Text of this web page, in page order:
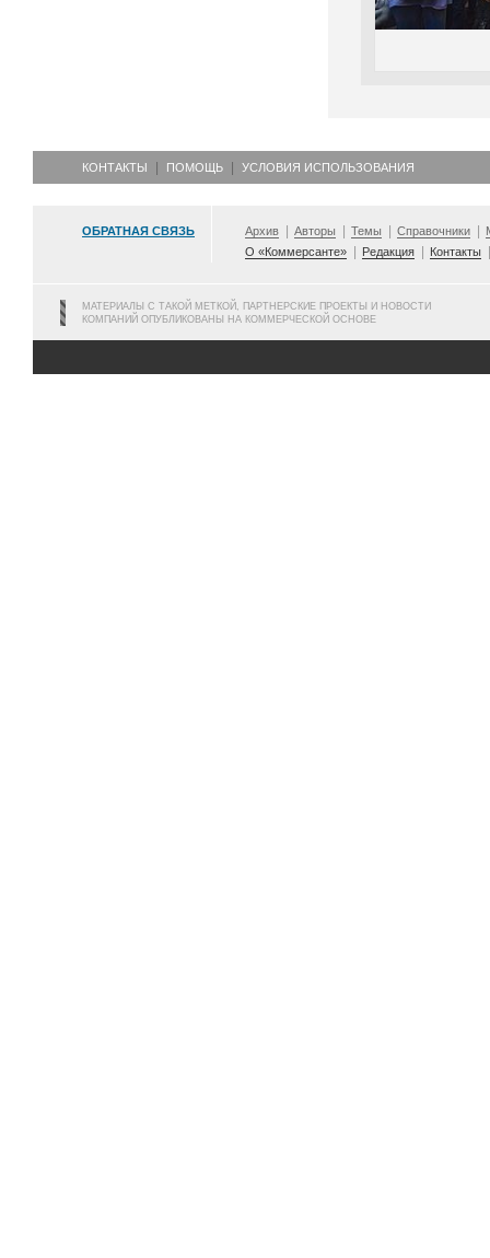
КОНТАКТЫ ПОМОЩЬ УСЛОВИЯ ИСПОЛЬЗОВАНИЯ
ОБРАТНАЯ СВЯЗЬ Архив Авторы Темы Справочники
О «Коммерсанте»
Редакция Контакты
МАТЕРИАЛЫ С ТАКОЙ МЕТКОЙ, ПАРТНЕРСКИЕ ПРОЕКТЫ И НОВОСТИ
КОМПАНИЙ ОПУБЛИКОВАНЫ НА КОММЕРЧЕСКОЙ ОСНОВЕ